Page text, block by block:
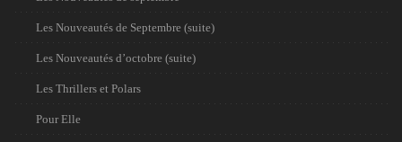
Les Nouveautés de Septembre (suite)
Les Nouveautés d’octobre (suite)
Les Thrillers et Polars
Pour Elle